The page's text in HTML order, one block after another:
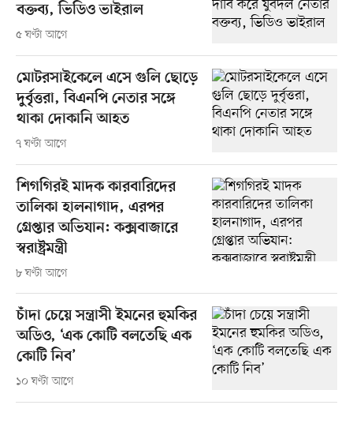
বক্তব্য, ভিডিও ভাইরাল
৫ ঘণ্টা আগে
মোটরসাইকেলে এসে গুলি ছোড়ে
দুর্বৃত্তরা, বিএনপি নেতার সঙ্গে
থাকা দোকানি আহত
৭ ঘণ্টা আগে
শিগগিরই মাদক কারবারিদের
তালিকা হালনাগাদ, এরপর
গ্রেপ্তার অভিযান: কক্সবাজারে
স্বরাষ্ট্রমন্ত্রী
৮ ঘণ্টা আগে
চাঁদা চেয়ে সন্ত্রাসী ইমনের হুমকির
অডিও, ‘এক কোটি বলতেছি এক
কোটি নিব’
১০ ঘণ্টা আগে